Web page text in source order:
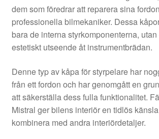
dem som föredrar att reparera sina
professionella bilmekaniker. Dessa
bara de interna styrkomponenterna,
estetiskt utseende åt instrumentbrädan.
Denne typ av kåpa för styrpelare har
från ett fordon och har genomgått en
att säkerställa dess fulla funktionalitet.
Mistral ger bilens interiör en tidlös
kombinera med andra interiördetaljer.